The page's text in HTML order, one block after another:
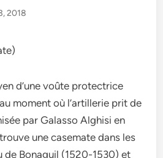
2018
d’une voûte protectrice
moment où l’artillerie prit de
par Galasso Alghisi en
une casemate dans les
de Bonaguil (1520-1530) et